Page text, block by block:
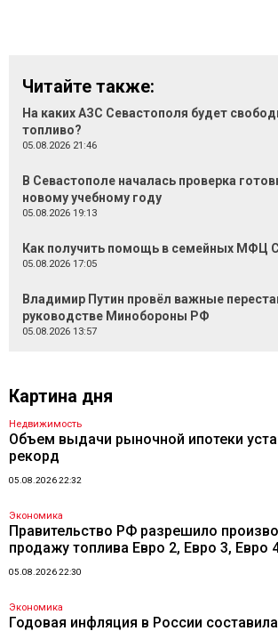
Читайте также:
На каких АЗС Севастополя будет
топливо?
05.08.2026 21:46
В Севастополе началась проверка
новому учебному году
05.08.2026 19:13
Как получить помощь в семейных МФЦ
05.08.2026 17:05
Владимир Путин провёл важные
руководстве Минобороны РФ
05.08.2026 13:57
Картина дня
Недвижимость
Объем выдачи рыночной ипотеки
рекорд
05.08.2026 22:32
Экономика
Правительство РФ разрешило
продажу топлива Евро 2, Евро 3, Евро
05.08.2026 22:30
Экономика
Годовая инфляция в России